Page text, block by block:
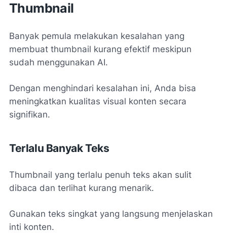
Thumbnail
Banyak pemula melakukan kesalahan yang
membuat thumbnail kurang efektif meskipun
sudah menggunakan AI.
Dengan menghindari kesalahan ini, Anda bisa
meningkatkan kualitas visual konten secara
signifikan.
Terlalu Banyak Teks
Thumbnail yang terlalu penuh teks akan sulit
dibaca dan terlihat kurang menarik.
Gunakan teks singkat yang langsung menjelaskan
inti konten.